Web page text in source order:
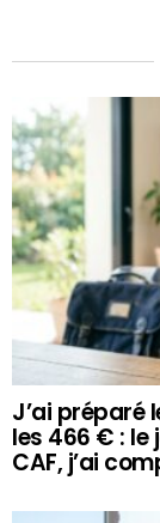
J’ai préparé
les 466 € : le
CAF, j’ai